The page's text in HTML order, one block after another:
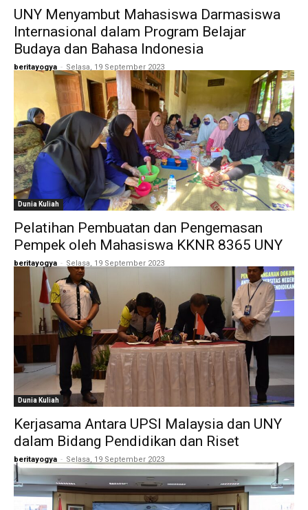
UNY Menyambut Mahasiswa Darmasiswa
Internasional dalam Program Belajar
Budaya dan Bahasa Indonesia
beritayogya - Selasa, 19 September 2023
Dunia Kuliah
Pelatihan Pembuatan dan Pengemasan
Pempek oleh Mahasiswa KKNR 8365 UNY
beritayogya - Selasa, 19 September 2023
Dunia Kuliah
Kerjasama Antara UPSI Malaysia dan UNY
dalam Bidang Pendidikan dan Riset
beritayogya - Selasa, 19 September 2023